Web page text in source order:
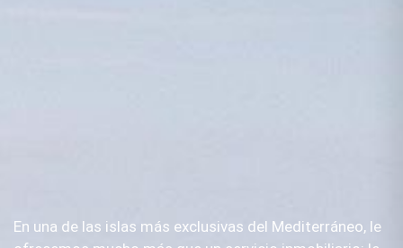
En una de las islas más exclusivas del Mediterráneo, le